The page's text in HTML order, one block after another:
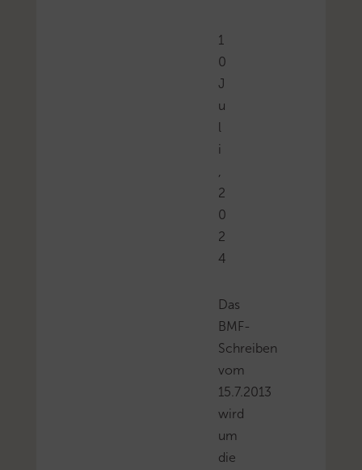
1
0
J
u
l
i
,
2
0
2
4
Das
BMF-
Schreiben
vom
15.7.2013
wird
um
die